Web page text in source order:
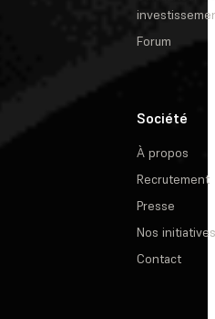
Forum
Société
À propos
Recrutement
Presse
Nos initiatives
Contact